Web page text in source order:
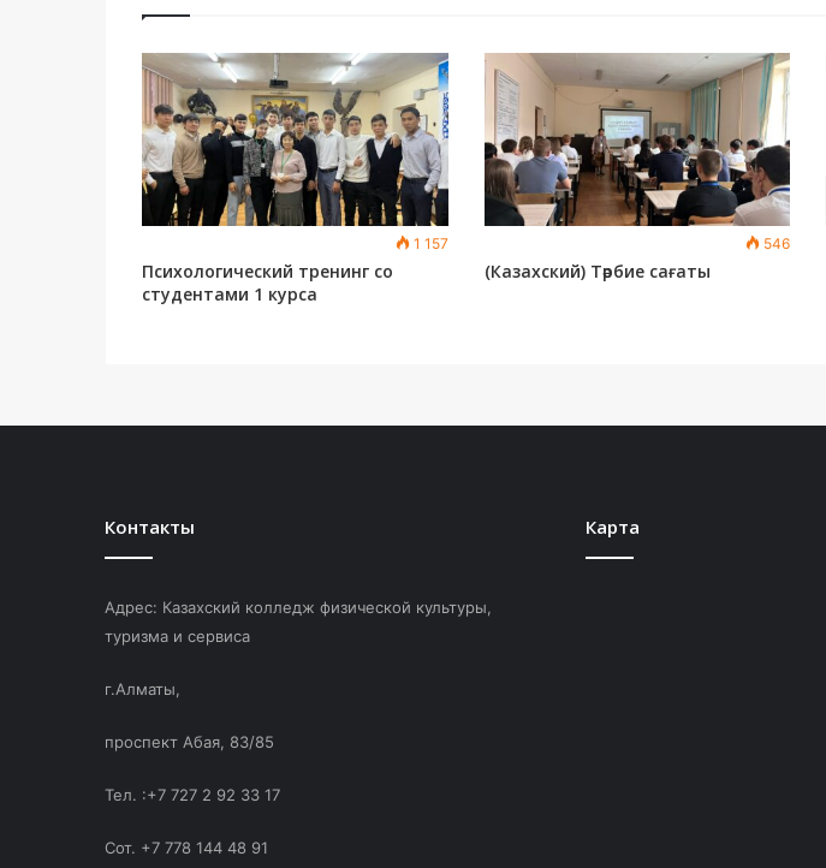
1 157
Психологический тренинг со
студентами 1 курса
546
(Казахский) Тәрбие сағаты
Контакты
Адрес: Казахский колледж физической культуры,
туризма и сервиса
г.Алматы,
проспект Абая, 83/85
Тел. :+7 727 2 92 33 17
Сот. +7 778 144 48 91
Карта